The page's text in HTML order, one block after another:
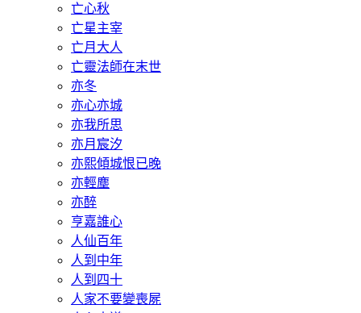
亡心秋
亡星主宰
亡月大人
亡靈法師在末世
亦冬
亦心亦城
亦我所思
亦月宸汐
亦熙傾城恨已晚
亦輕塵
亦醉
亨嘉誰心
人仙百年
人到中年
人到四十
人家不要變喪屍